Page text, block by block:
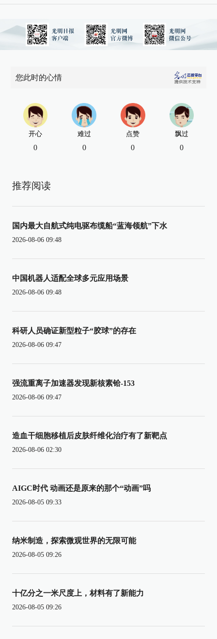
您此时的心情
开心
0
难过
0
点赞
0
飘过
0
推荐阅读
国内最大自航式纯电驱布缆船“蓝海领航”下水
2026-08-06 09:48
中国机器人适配全球多元应用场景
2026-08-06 09:48
科研人员确证新型粒子“胶球”的存在
2026-08-06 09:47
强流重离子加速器发现新核素铪-153
2026-08-06 09:47
造血干细胞移植后皮肤纤维化治疗有了新靶点
2026-08-06 02:30
AIGC时代 动画还是原来的那个“动画”吗
2026-08-05 09:33
纳米制造，探索微观世界的无限可能
2026-08-05 09:26
十亿分之一米尺度上，材料有了新能力
2026-08-05 09:26